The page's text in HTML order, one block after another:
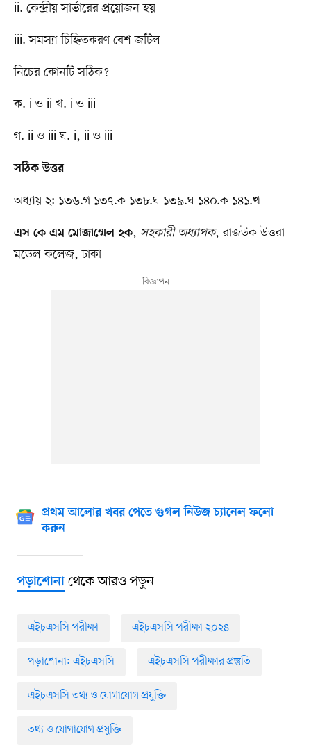
ii. কেন্দ্রীয় সার্ভারের প্রয়োজন হয়
iii. সমস্যা চিহ্নিতকরণ বেশ জটিল
নিচের কোনটি সঠিক?
ক. i ও ii খ. i ও iii
গ. ii ও iii ঘ. i, ii ও iii
সঠিক উত্তর
অধ্যায় ২: ১৩৬.গ ১৩৭.ক ১৩৮.ঘ ১৩৯.ঘ ১৪০.ক ১৪১.খ
এস কে এম মোজাম্মেল হক, সহকারী অধ্যাপক, রাজউক উত্তরা
মডেল কলেজ, ঢাকা
প্রথম আলোর খবর পেতে গুগল নিউজ চ্যানেল ফলো
করুন
পড়াশোনাথেকে আরও পড়ুন
এইচএসসি পরীক্ষা এইচএসসি পরীক্ষা ২০২৪
পড়াশোনা: এইচএসসি এইচএসসি পরীক্ষার প্রস্তুতি
এইচএসসি তথ্য ও যোগাযোগ প্রযুক্তি
তথ্য ও যোগাযোগ প্রযুক্তি